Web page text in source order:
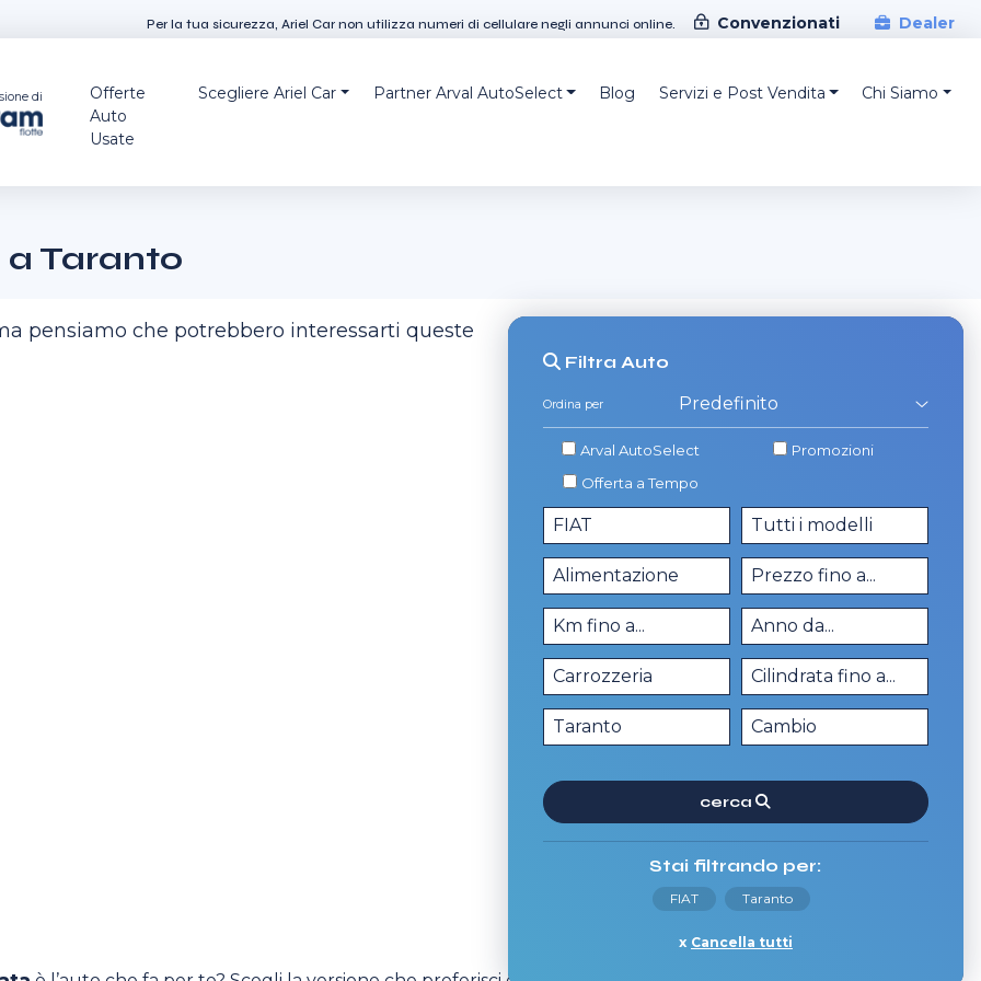
Per la tua sicurezza, Ariel Car non utilizza numeri di cellulare negli annunci online. Convenzionati Dealer
di
Offerte
Auto
Usate
Scegliere Ariel Car Partner Arval AutoSelect Blog Servizi e Post Vendita Chi Siamo
a Taranto
pensiamo che potrebbero interessarti queste
Filtra Auto
Ordina per
Arval AutoSelect
Promozioni
Offerta a Tempo
cerca
Stai filtrando per:
FIAT Taranto
Cancella tutti